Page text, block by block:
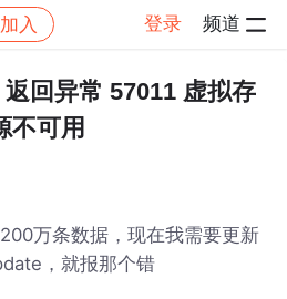
加入 登录 频道
帖子详情
回异常 57011 虚拟存
不可用
万条数据，现在我需要更新
，就报那个错